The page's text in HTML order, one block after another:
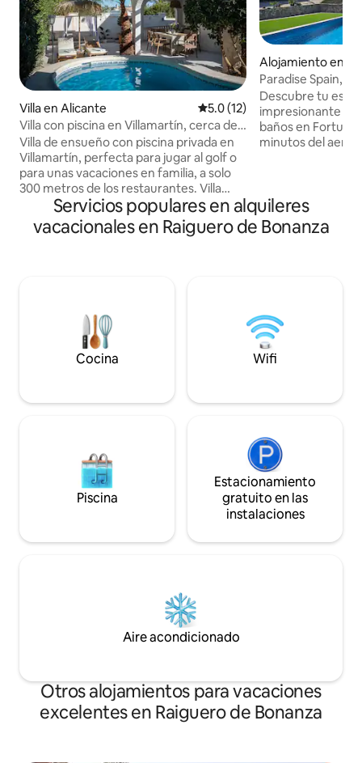
Villa en Alicante Calificación promedio: 5.0 de
5.0 (12)
Villa con piscina en Villamartín, cerca de
campos de golf y de La Zenia
Villa de ensueño con piscina privada en
Villamartín, perfecta para jugar al golf o
para unas vacaciones en familia, a solo
300 metros de los restaurantes. Villa
independiente en una calle tranquila.
Cuenta con 4 dormitorios y 2 baños, lo
que la hace ideal para parejas, familias o
minutos a pie. Varios campos de golf
populares a menos de 5 minutos. Las
playas de La Zenia y Playa Flamenca se
encuentran a aproximadamente 5 km.
Alojamiento en
Paradise Spain,
piscina de 12 m
Descubre tu
impresionante
baños en
minutos del
ideal para cenar al aire
partidos
de tenis, todo
Servicios populares en alquileres
vacacionales en Raiguero de Bonanza
Cocina Wifi
Piscina
Estacionamiento
gratuito en las
instalaciones
Aire acondicionado
Otros alojamientos para vacaciones
excelentes en Raiguero de Bonanza